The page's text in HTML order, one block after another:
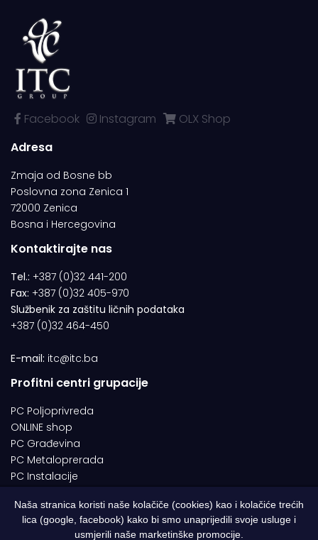
Facebook Instagram
OLX Shop
Adresa
Zmaja od Bosne bb
Poslovna zona Zenica 1
72000 Zenica
Bosna i Hercegovina
Kontaktirajte nas
Tel.: +387 (0)32 441-200
Fax: +387 (0)32 405-970
Službenik za zaštitu ličnih podataka
+387 (0)32 464-450
E-mail: itc@itc.ba
Profitni centri grupacije
PC Poljoprivreda
ONLINE shop
PC Građevina
PC Metaloprerada
PC Instalacije
© 1994-2026 | ITC d.o.o. Zenica. Sva prava pridržana | Designed by
Naša stranica koristi naše kolačiče (cookies) kao i kolačiće trećih
lica (google, facebook) kako bi smo unaprijedili svoje usluge i
usmjerili naše marketinške promocije.